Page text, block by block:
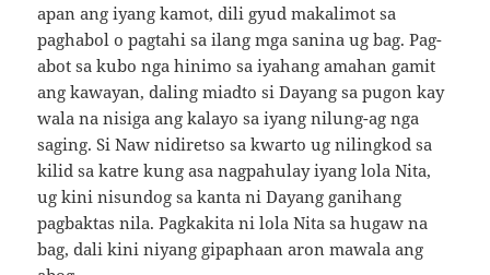
apan ang iyang kamot, dili gyud makalimot sa
paghabol o pagtahi sa ilang mga sanina ug bag. Pag-
abot sa kubo nga hinimo sa iyahang amahan gamit
ang kawayan, daling miadto si Dayang sa pugon kay
wala na nisiga ang kalayo sa iyang nilung-ag nga
saging. Si Naw nidiretso sa kwarto ug nilingkod sa
kilid sa katre kung asa nagpahulay iyang lola Nita,
ug kini nisundog sa kanta ni Dayang ganihang
pagbaktas nila. Pagkakita ni lola Nita sa hugaw na
bag, dali kini niyang gipaphaan aron mawala ang